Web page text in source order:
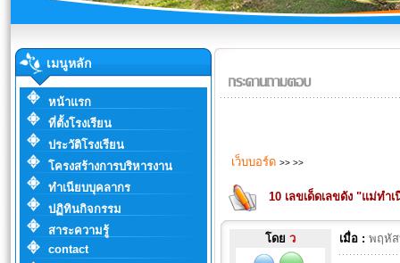
เมนูหลัก
หน้าแรก
ที่ตั้งโรงเรียน
ประวัติโรงเรียน
โครงสร้างการบริหารงาน
ทำเนียบบุคลากร
ปฏิทินกิจกรรม
สาระความรู้
contact
เว็บบอร์ด >> >>
10 เลขเด็ดเลขดัง "แม่ท
โดย ว เมื่อ : พฤหัส